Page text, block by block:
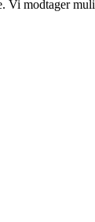
modtager